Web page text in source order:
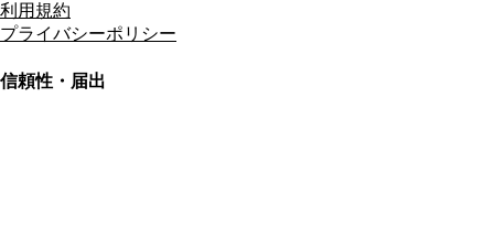
利用規約
プライバシーポリシー
信頼性・届出